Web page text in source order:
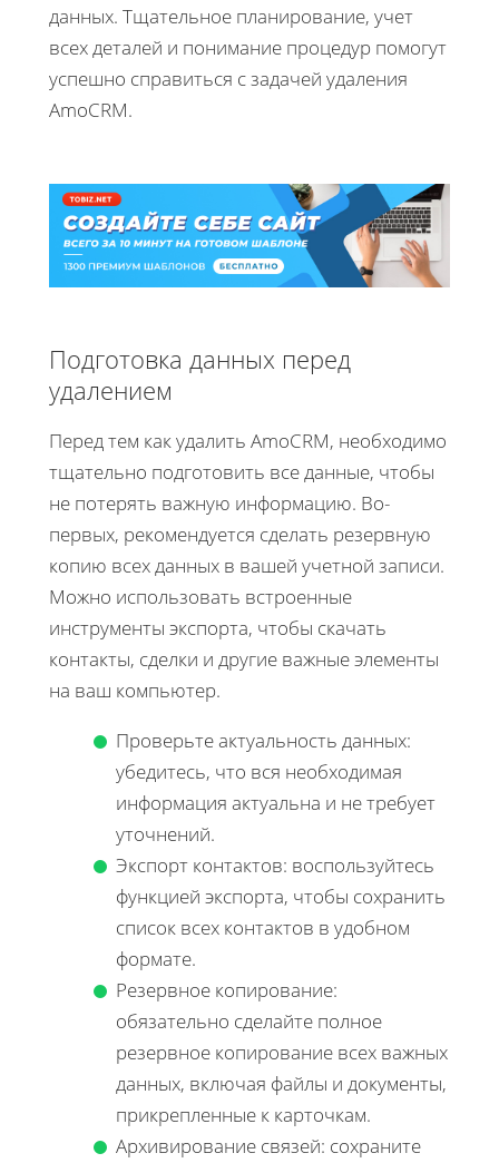
данных. Тщательное планирование, учет
всех деталей и понимание процедур помогут
успешно справиться с задачей удаления
AmoCRM.
Подготовка данных перед
удалением
Перед тем как удалить AmoCRM, необходимо
тщательно подготовить все данные, чтобы
не потерять важную информацию. Во-
первых, рекомендуется сделать резервную
копию всех данных в вашей учетной записи.
Можно использовать встроенные
инструменты экспорта, чтобы скачать
контакты, сделки и другие важные элементы
на ваш компьютер.
Проверьте актуальность данных:
убедитесь, что вся необходимая
информация актуальна и не требует
уточнений.
Экспорт контактов: воспользуйтесь
функцией экспорта, чтобы сохранить
список всех контактов в удобном
формате.
Резервное копирование:
обязательно сделайте полное
резервное копирование всех важных
данных, включая файлы и документы,
прикрепленные к карточкам.
Архивирование связей: сохраните